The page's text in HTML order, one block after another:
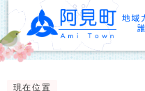
現在位置